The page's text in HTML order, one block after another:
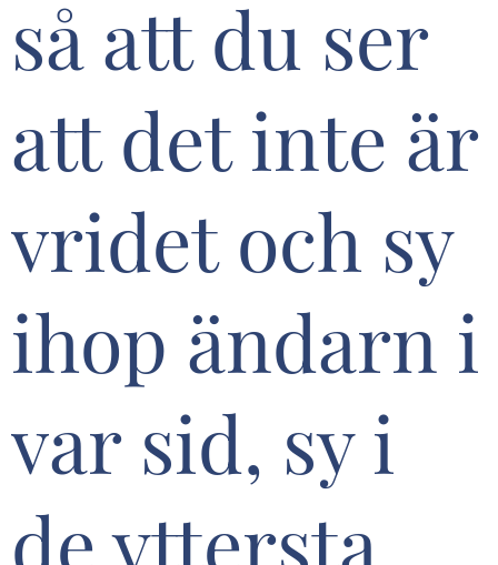
så att du ser
att det inte är
vridet och sy
ihop ändarn i
var sid, sy i
de yttersta